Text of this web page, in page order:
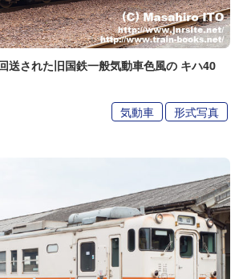
送された旧国鉄一般気動車色風の キハ40
気動車 形式写真